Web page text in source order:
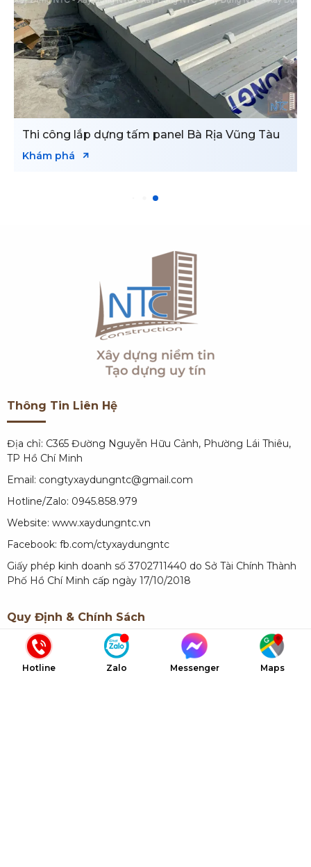
Thi công lắp dựng tấm panel Bà Rịa Vũng Tàu
Khám phá
Thông Tin Liên Hệ
Địa chỉ: C365 Đường Nguyễn Hữu Cảnh, Phường Lái Thiêu,
TP Hồ Chí Minh
Email: congtyxaydungntc@gmail.com
Hotline/Zalo: 0945.858.979
Website: www.xaydungntc.vn
Facebook: fb.com/ctyxaydungntc
Giấy phép kinh doanh số 3702711440 do Sở Tài Chính Thành
Phố Hồ Chí Minh cấp ngày 17/10/2018
Quy Định & Chính Sách
Quy định về thanh toán
Hotline Zalo Messenger Maps